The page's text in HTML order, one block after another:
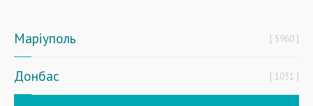
Маріуполь 5960
Донбас 1031